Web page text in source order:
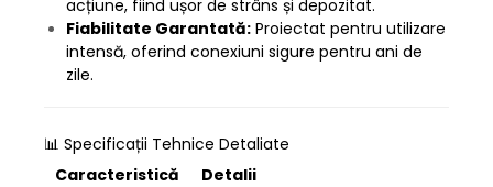
acțiune, fiind ușor de strâns și depozitat.
Fiabilitate Garantată: Proiectat pentru utilizare
intensă, oferind conexiuni sigure pentru ani de
zile.
📊 Specificații Tehnice Detaliate
Caracteristică
Detalii